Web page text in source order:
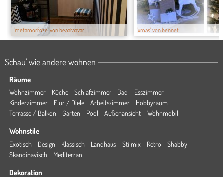
'metamorfoze' von beaataavar... 'xmas' von bennet
Schau' wie andere wohnen
Räume
Wohnzimmer Küche Schlafzimmer Bad
Esszimmer
Kinderzimmer
Flur / Diele Arbeitszimmer
Hobbyraum
Terrasse / Balkon
Garten Pool Außenansicht Wohnmobil
Wohnstile
Exotisch Design Klassisch Landhaus Stilmix Retro
Shabby
Skandinavisch
Mediterran
Dekoration